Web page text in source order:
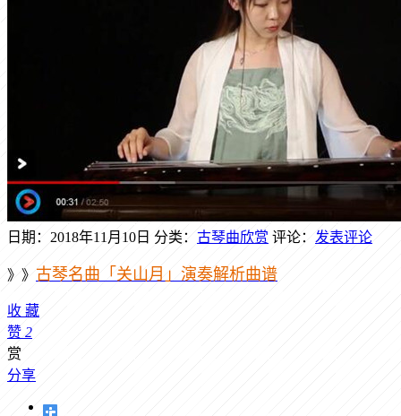
日期：2018年11月10日 分类： 古琴曲欣赏 评论： 发表评论
》》 古琴名曲「关山月」演奏解析曲谱
收 藏
赞 2
赏
分享